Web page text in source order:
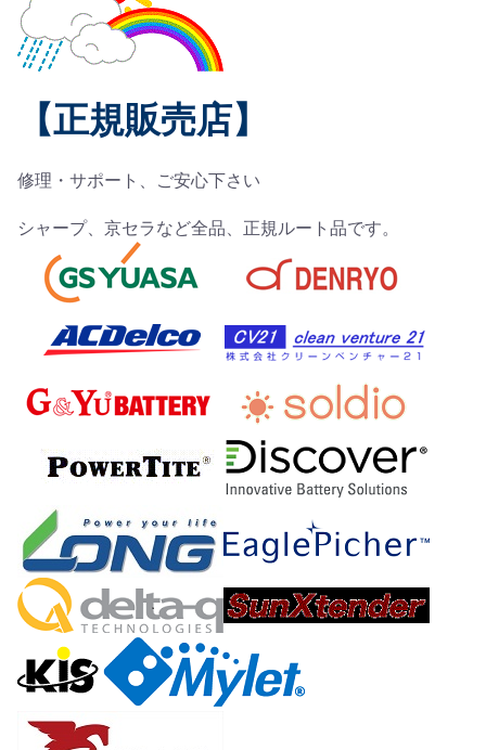
【正規販売店】
修理・サポート、ご安心下さい
シャープ、京セラなど全品、正規ルート品です。